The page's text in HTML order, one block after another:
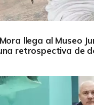
llega al Museo
retrospectiva de